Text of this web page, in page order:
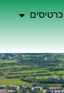
כרטיסים